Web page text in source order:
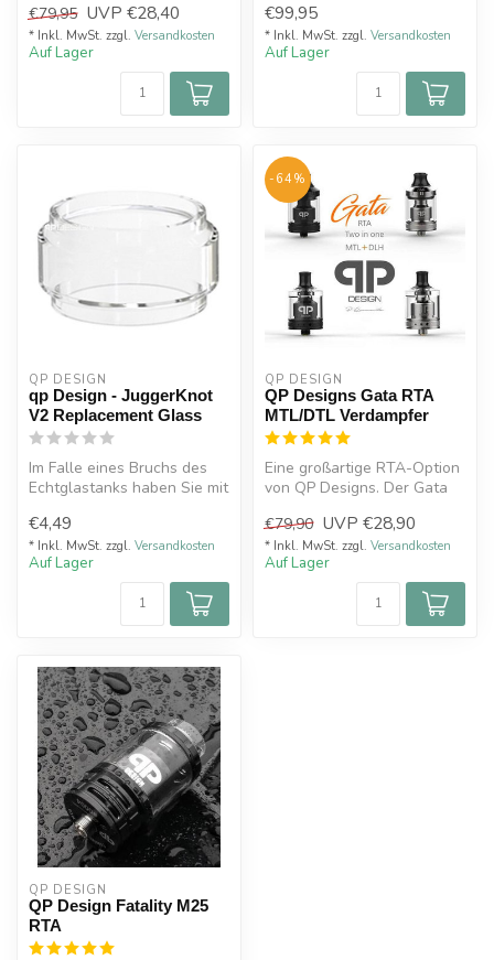
Mini" ist ein vi...
€79,95 UVP €28,40
* Inkl. MwSt. zzgl. Versandkosten
Auf Lager
€99,95
* Inkl. MwSt. zzgl. Versandkosten
Auf Lager
QP DESIGN
qp Design - JuggerKnot
V2 Replacement Glass
Im Falle eines Bruchs des
Echtglastanks haben Sie mit
Ersatzgla...
€4,49
* Inkl. MwSt. zzgl. Versandkosten
Auf Lager
-64%
QP DESIGN
QP Designs Gata RTA
MTL/DTL Verdampfer
Eine großartige RTA-Option
von QP Designs. Der Gata
Zwecke,...
€79,90 UVP €28,90
* Inkl. MwSt. zzgl. Versandkosten
Auf Lager
QP DESIGN
QP Design Fatality M25
RTA